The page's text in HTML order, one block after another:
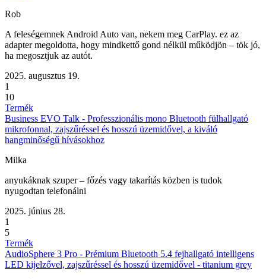
Rob
A feleségemnek Android Auto van, nekem meg CarPlay. ez az
adapter megoldotta, hogy mindkettő gond nélkül működjön – tök jó,
ha megosztjuk az autót.
2025. augusztus 19.
1
10
Termék
Business EVO Talk - Professzionális mono Bluetooth fülhallgató
mikrofonnal, zajszűréssel és hosszú üzemidővel, a kiváló
hangminőségű hívásokhoz
Milka
anyukáknak szuper – főzés vagy takarítás közben is tudok
nyugodtan telefonálni
2025. június 28.
1
5
Termék
AudioSphere 3 Pro - Prémium Bluetooth 5.4 fejhallgató intelligens
LED kijelzővel, zajszűréssel és hosszú üzemidővel - titanium grey